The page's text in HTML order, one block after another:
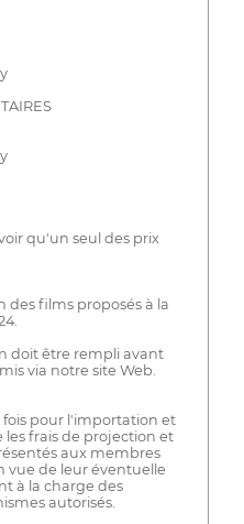
qu'un seul des prix
des films proposés à la
doit être rempli avant
via notre site Web.
fois pour l'importation et
les frais de projection et
aux membres
vue de leur éventuelle
à la charge des
autorisés.